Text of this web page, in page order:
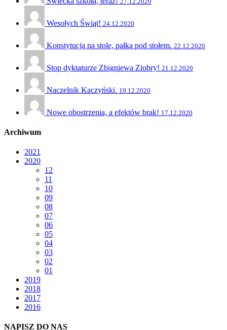
Wesołych Świąt! 24.12.2020
Konstytucja na stole, pałka pod stołem. 22.12.2020
Stop dyktaturze Zbigniewa Ziobry! 21.12.2020
Naczelnik Kaczyński. 19.12.2020
Nowe obostrzenia, a efektów brak! 17.12.2020
Archiwum
2021
2020
12
11
10
09
08
07
06
05
04
03
02
01
2019
2018
2017
2016
NAPISZ DO NAS